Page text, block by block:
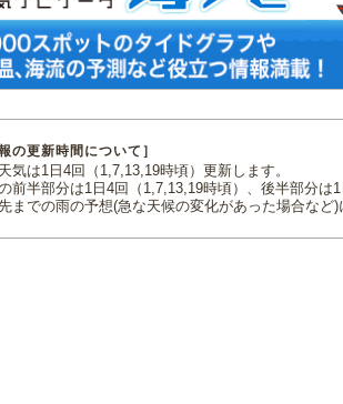
の更新時間について］
気は1日4回（1,7,13,19時頃）更新します。
前半部分は1日4回（1,7,13,19時頃）、後半部分は1
までの雨の予想(急な天候の変化があった場合など